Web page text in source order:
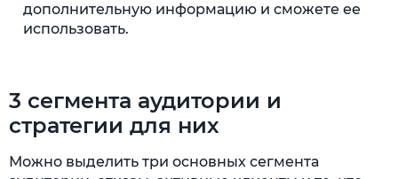
дополнительную информацию и сможете ее
использовать.
3 сегмента аудитории и
стратегии для них
Можно выделить три основных сегмента